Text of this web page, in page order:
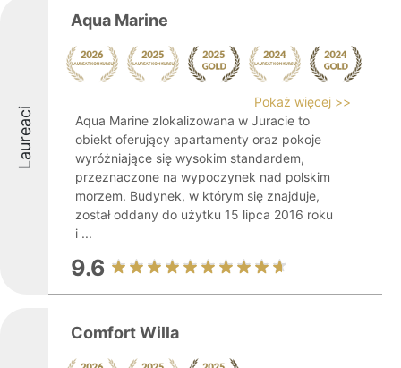
Laureaci
Aqua Marine
Pokaż więcej >>
Aqua Marine zlokalizowana w Juracie to
obiekt oferujący apartamenty oraz pokoje
wyróżniające się wysokim standardem,
przeznaczone na wypoczynek nad polskim
morzem. Budynek, w którym się znajduje,
został oddany do użytku 15 lipca 2016 roku
i ...
9.6
Comfort Willa